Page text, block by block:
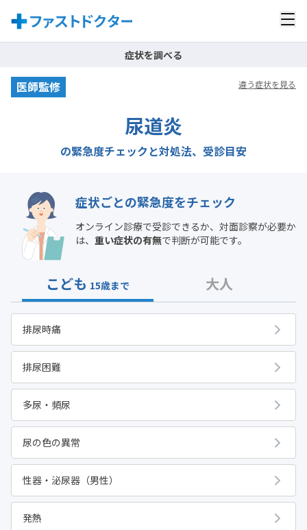
症状を調べる
医師監修 違う症状を見る
尿道炎
の緊急度チェックと対処法、受診目安
症状ごとの緊急度をチェック
オンライン診療で受診できるか、対面診察が必要か
は、 重い症状の有無で判断が可能です。
こども 15歳まで 大人
排尿時痛
排尿困難
多尿・頻尿
尿の色の異常
性器・泌尿器（男性）
発熱